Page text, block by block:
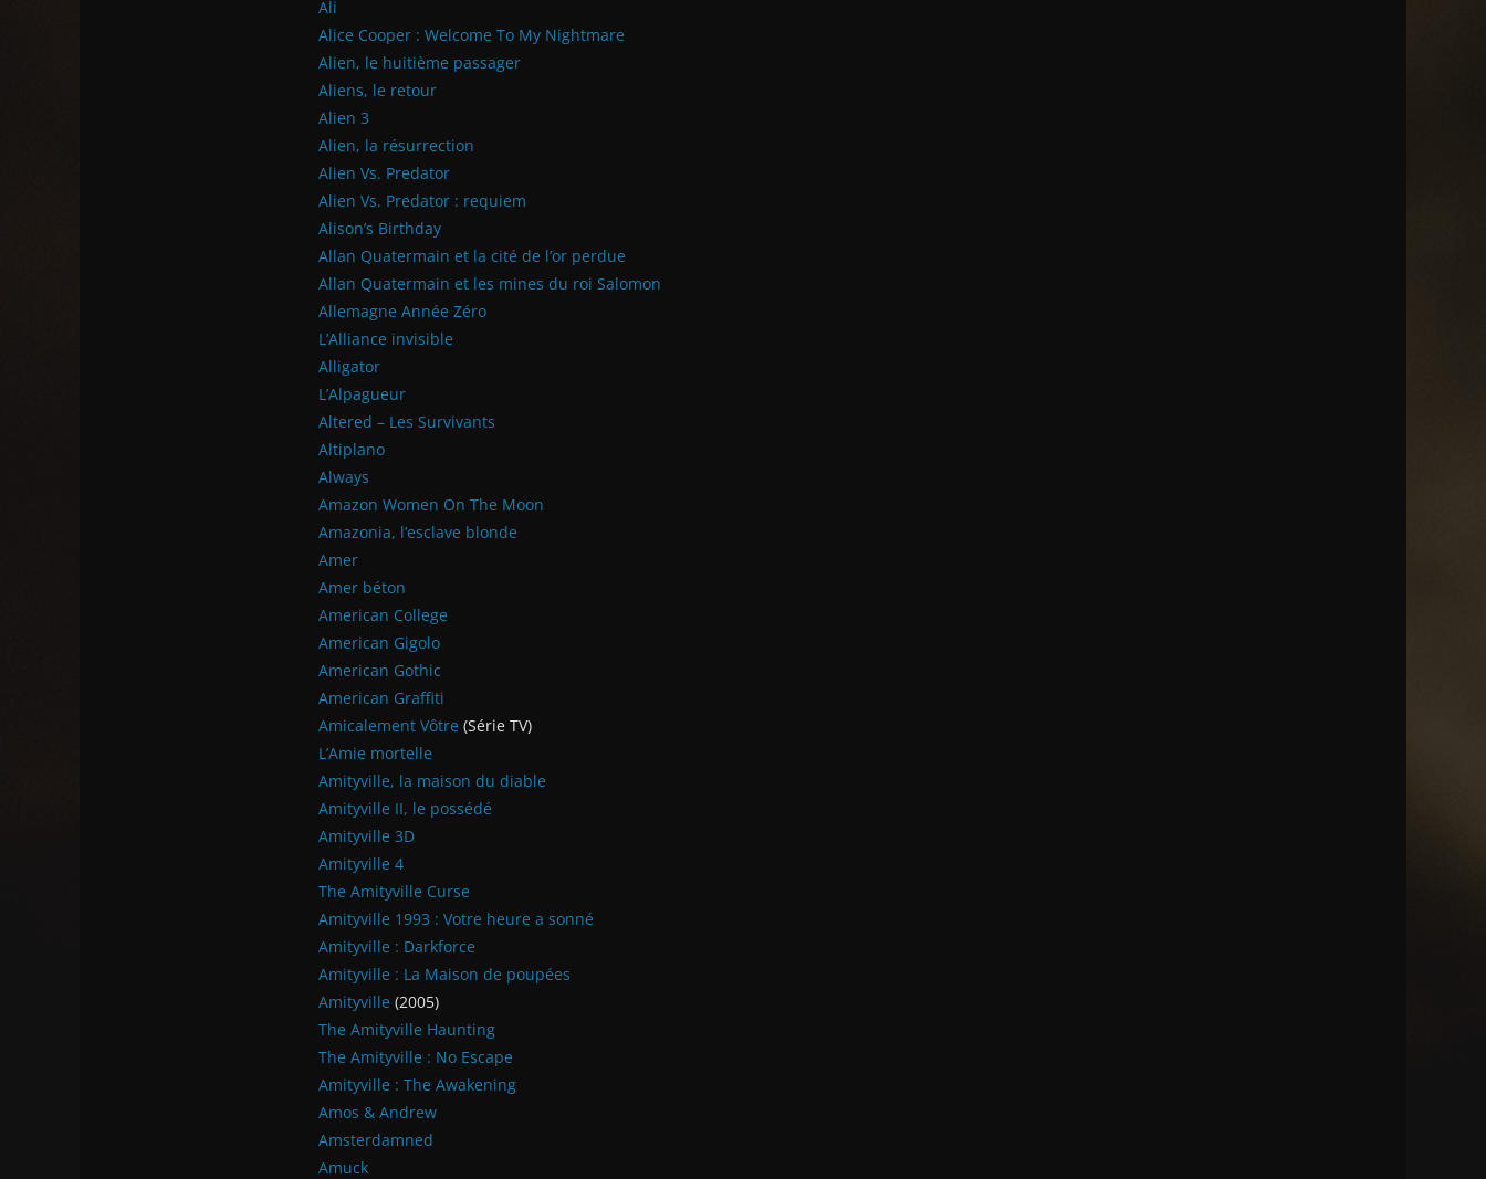
Ali
Alice Cooper : Welcome To My Nightmare
Alien, le huitième passager
Aliens, le retour
Alien 3
Alien, la résurrection
Alien Vs. Predator
Alien Vs. Predator : requiem
Alison’s Birthday
Allan Quatermain et la cité de l’or perdue
Allan Quatermain et les mines du roi Salomon
Allemagne Année Zéro
L’Alliance invisible
Alligator
L’Alpagueur
Altered – Les Survivants
Altiplano
Always
Amazon Women On The Moon
Amazonia, l’esclave blonde
Amer
Amer béton
American College
American Gigolo
American Gothic
American Graffiti
Amicalement Vôtre (Série TV)
L’Amie mortelle
Amityville, la maison du diable
Amityville II, le possédé
Amityville 3D
Amityville 4
The Amityville Curse
Amityville 1993 : Votre heure a sonné
Amityville : Darkforce
Amityville : La Maison de poupées
Amityville (2005)
The Amityville Haunting
The Amityville : No Escape
Amityville : The Awakening
Amos & Andrew
Amsterdamned
Amuck